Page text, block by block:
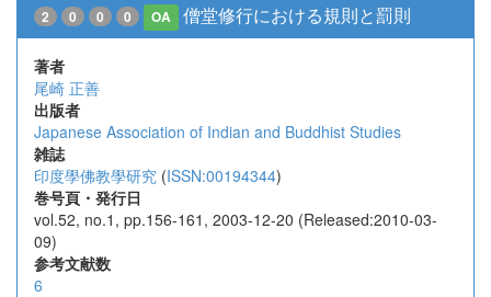
2 0 0 0 OA 僧堂修行における規則と罰則
著者
尾崎 正善
出版者
Japanese Association of Indian and Buddhist Studies
雑誌
印度學佛教學研究 (ISSN:00194344)
巻号頁・発行日
vol.52, no.1, pp.156-161, 2003-12-20 (Released:2010-03-
09)
参考文献数
6